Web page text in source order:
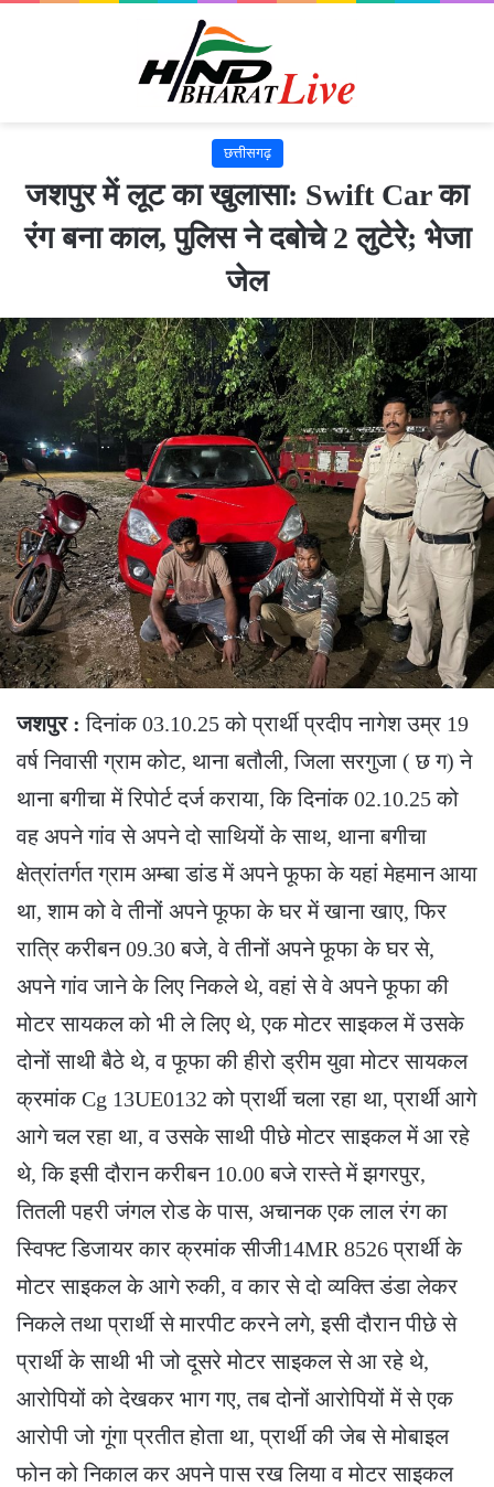
छत्तीसगढ़
जशपुर में लूट का खुलासा: Swift Car का
रंग बना काल, पुलिस ने दबोचे 2 लुटेरे; भेजा
जेल
जशपुर : दिनांक 03.10.25 को प्रार्थी प्रदीप नागेश उम्र 19
वर्ष निवासी ग्राम कोट, थाना बतौली, जिला सरगुजा ( छ ग) ने
थाना बगीचा में रिपोर्ट दर्ज कराया, कि दिनांक 02.10.25 को
वह अपने गांव से अपने दो साथियों के साथ, थाना बगीचा
क्षेत्रांतर्गत ग्राम अम्बा डांड में अपने फूफा के यहां मेहमान आया
था, शाम को वे तीनों अपने फूफा के घर में खाना खाए, फिर
रात्रि करीबन 09.30 बजे, वे तीनों अपने फूफा के घर से,
अपने गांव जाने के लिए निकले थे, वहां से वे अपने फूफा की
मोटर सायकल को भी ले लिए थे, एक मोटर साइकल में उसके
दोनों साथी बैठे थे, व फूफा की हीरो ड्रीम युवा मोटर सायकल
क्रमांक Cg 13UE0132 को प्रार्थी चला रहा था, प्रार्थी आगे
आगे चल रहा था, व उसके साथी पीछे मोटर साइकल में आ रहे
थे, कि इसी दौरान करीबन 10.00 बजे रास्ते में झगरपुर,
तितली पहरी जंगल रोड के पास, अचानक एक लाल रंग का
स्विफ्ट डिजायर कार क्रमांक सीजी14MR 8526 प्रार्थी के
मोटर साइकल के आगे रुकी, व कार से दो व्यक्ति डंडा लेकर
निकले तथा प्रार्थी से मारपीट करने लगे, इसी दौरान पीछे से
प्रार्थी के साथी भी जो दूसरे मोटर साइकल से आ रहे थे,
आरोपियों को देखकर भाग गए, तब दोनों आरोपियों में से एक
आरोपी जो गूंगा प्रतीत होता था, प्रार्थी की जेब से मोबाइल
फोन को निकाल कर अपने पास रख लिया व मोटर साइकल